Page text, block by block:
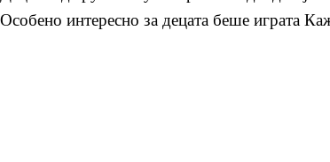
Особено интересно за децата беше играта